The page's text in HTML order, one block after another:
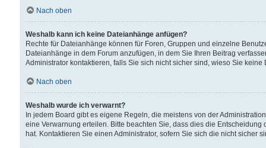
Nach oben
Weshalb kann ich keine Dateianhänge anfügen?
Rechte für Dateianhänge können für Foren, Gruppen und einzelne
Dateianhänge in dem Forum anzufügen, in dem Sie Ihren Beitrag
Administrator kontaktieren, falls Sie sich nicht sicher sind, wieso Sie
Nach oben
Weshalb wurde ich verwarnt?
In jedem Board gibt es eigene Regeln, die meistens von der
eine Verwarnung erteilen. Bitte beachten Sie, dass dies die
hat. Kontaktieren Sie einen Administrator, sofern Sie sich die nicht sicher